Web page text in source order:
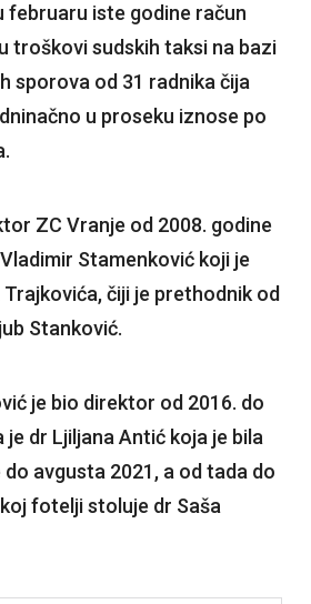
februaru iste godine račun
troškovi sudskih taksi na bazi
sporova od 31 radnika čija
u proseku iznose po
ZC Vranje od 2008. godine
Stamenković koji je
čiji je prethodnik od
Stanković.
je bio direktor od 2016. do
je dr Ljiljana Antić koja je bila
do avgusta 2021, a od tada do
fotelji stoluje dr Saša